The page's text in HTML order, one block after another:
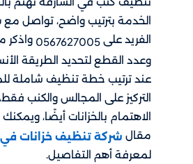
الخدمة بترتيب واضح، تواصل مع
الفريد على 0567627005
وعدد القطع لتحديد الطريقة
عند ترتيب خطة تنظيف شاملة
التركيز على المجالس والكنب
الاهتمام بالخزانات أيضًا، ويمكنك
مقال شركة تنظيف خزانات في
لمعرفة أهم التفاصيل.